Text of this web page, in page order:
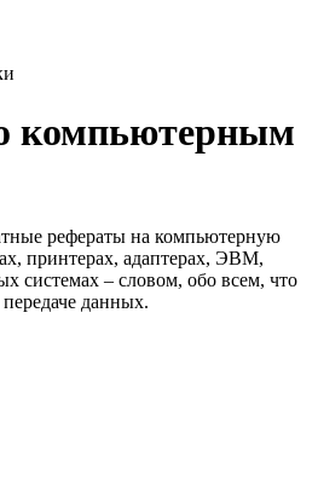
компьютерным
рефераты на компьютерную
принтерах, адаптерах, ЭВМ,
системах – словом, обо всем, что
данных.